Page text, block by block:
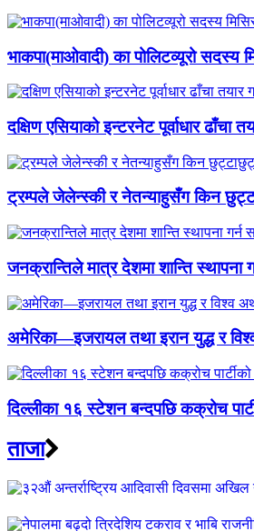
भाकपा(माओवादी) का पोलिटव्यूरो सदस्य
दक्षिण एसियाको इन्टरनेट पूर्वाधार ढाँचा
ट्रम्पले जेलेन्स्की र नेतन्याहुसँग किन
जनक्रान्तिले मात्र देशमा शान्ति स्थापना
अमेरिका—इजरायल तथा इरान युद्ध र
दिल्लीका १६ स्टेशन बन्दपछि कक्रोच
ताजा